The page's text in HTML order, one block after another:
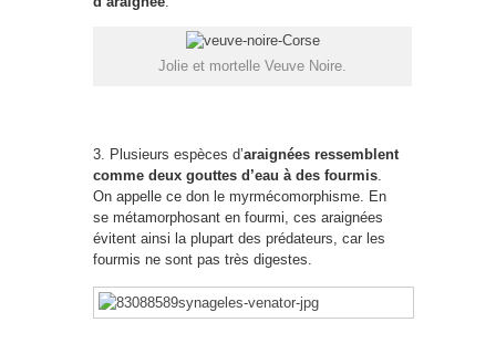
Jolie et mortelle Veuve Noire.
3. Plusieurs espèces d’araignées ressemblent
comme deux gouttes d’eau à des fourmis.
On appelle ce don le myrmécomorphisme. En
se métamorphosant en fourmi, ces araignées
évitent ainsi la plupart des prédateurs, car les
fourmis ne sont pas très digestes.